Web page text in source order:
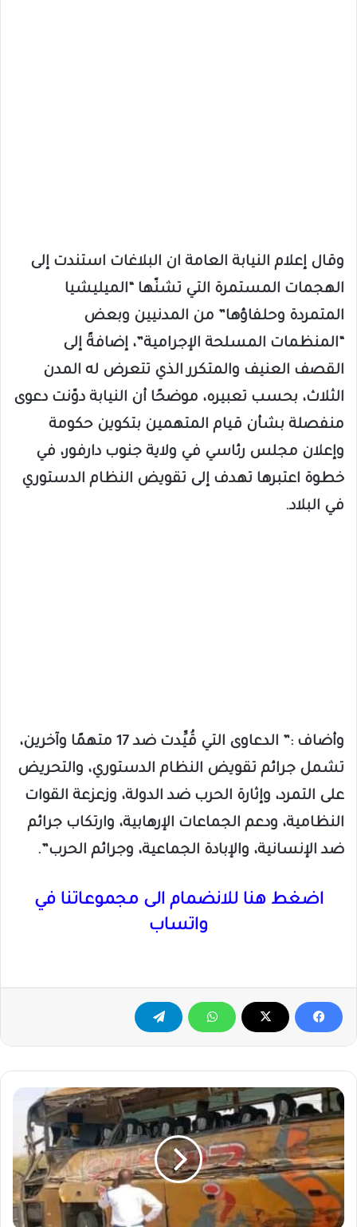
وقال إعلام النيابة العامة ان البلاغات استندت إلى
الهجمات المستمرة التي تشنّها “الميليشيا
المتمردة وحلفاؤها” من المدنيين وبعض
“المنظمات المسلحة الإجرامية”، إضافةً إلى
القصف العنيف والمتكرر الذي تتعرض له المدن
الثلاث، بحسب تعبيره، موضحًا أن النيابة دوّنت دعوى
منفصلة بشأن قيام المتهمين بتكوين حكومة
وإعلان مجلس رئاسي في ولاية جنوب دارفور، في
خطوة اعتبرها تهدف إلى تقويض النظام الدستوري
في البلاد.
وأضاف :” الدعاوى التي قُيِّدت ضد 17 متهمًا وآخرين،
تشمل جرائم تقويض النظام الدستوري، والتحريض
على التمرد، وإثارة الحرب ضد الدولة، وزعزعة القوات
النظامية، ودعم الجماعات الإرهابية، وارتكاب جرائم
ضد الإنسانية، والإبادة الجماعية، وجرائم الحرب”.
اضغط هنا للانضمام الى مجموعاتنا في
واتساب
تفاصيل
جديدة
حادث"
البص
السفري
"
وفاة